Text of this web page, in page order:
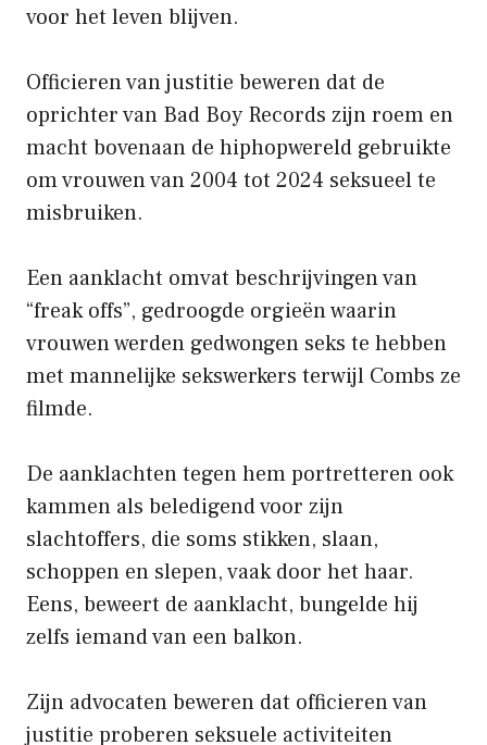
voor het leven blijven.
Officieren van justitie beweren dat de
oprichter van Bad Boy Records zijn roem en
macht bovenaan de hiphopwereld gebruikte
om vrouwen van 2004 tot 2024 seksueel te
misbruiken.
Een aanklacht omvat beschrijvingen van
“freak offs”, gedroogde orgieën waarin
vrouwen werden gedwongen seks te hebben
met mannelijke sekswerkers terwijl Combs ze
filmde.
De aanklachten tegen hem portretteren ook
kammen als beledigend voor zijn
slachtoffers, die soms stikken, slaan,
schoppen en slepen, vaak door het haar.
Eens, beweert de aanklacht, bungelde hij
zelfs iemand van een balkon.
Zijn advocaten beweren dat officieren van
justitie proberen seksuele activiteiten